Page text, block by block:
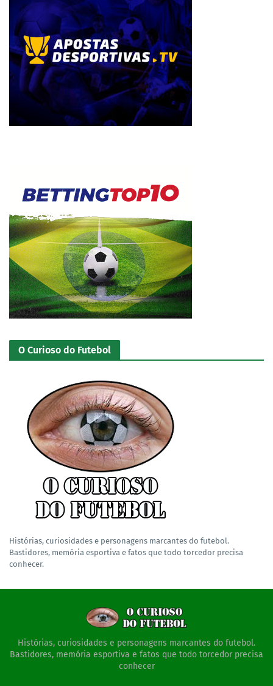
O Curioso do Futebol
Histórias, curiosidades e personagens marcantes do futebol.
Bastidores, memória esportiva e fatos que todo torcedor precisa
conhecer.
Histórias, curiosidades e personagens marcantes do futebol.
Bastidores, memória esportiva e fatos que todo torcedor precisa
conhecer